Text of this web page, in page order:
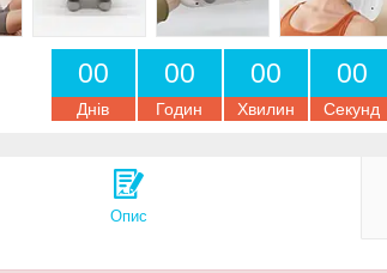
00
Днів
00
Годин
00
Хвилин
00
Секунд
Опис